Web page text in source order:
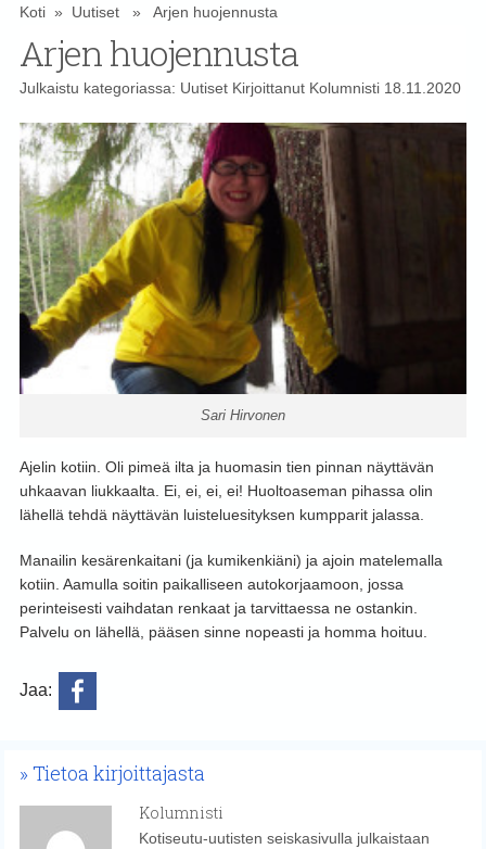
Koti» Uutiset» Arjen huojennusta
Arjen huojennusta
Julkaistu kategoriassa: UutisetKirjoittanut Kolumnisti18.11.2020
Sari Hirvonen
Ajelin kotiin. Oli pimeä ilta ja huomasin tien pinnan näyttävän
uhkaavan liukkaalta. Ei, ei, ei, ei! Huoltoaseman pihassa olin
lähellä tehdä näyttävän luisteluesityksen kumpparit jalassa.
Manailin kesärenkaitani (ja kumikenkiäni) ja ajoin matelemalla
kotiin. Aamulla soitin paikalliseen autokorjaamoon, jossa
perinteisesti vaihdatan renkaat ja tarvittaessa ne ostankin.
Palvelu on lähellä, pääsen sinne nopeasti ja homma hoituu.
Jaa:
Tietoa kirjoittajasta
Kolumnisti
Kotiseutu-uutisten seiskasivulla julkaistaan